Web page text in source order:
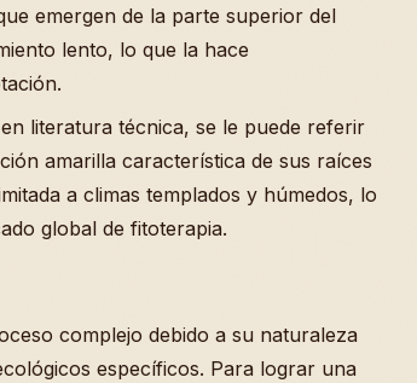
emergen de la parte superior del
lento, lo que la hace
literatura técnica, se le puede referir
amarilla característica de sus raíces
a climas templados y húmedos, lo
global de fitoterapia.
complejo debido a su naturaleza
específicos. Para lograr una